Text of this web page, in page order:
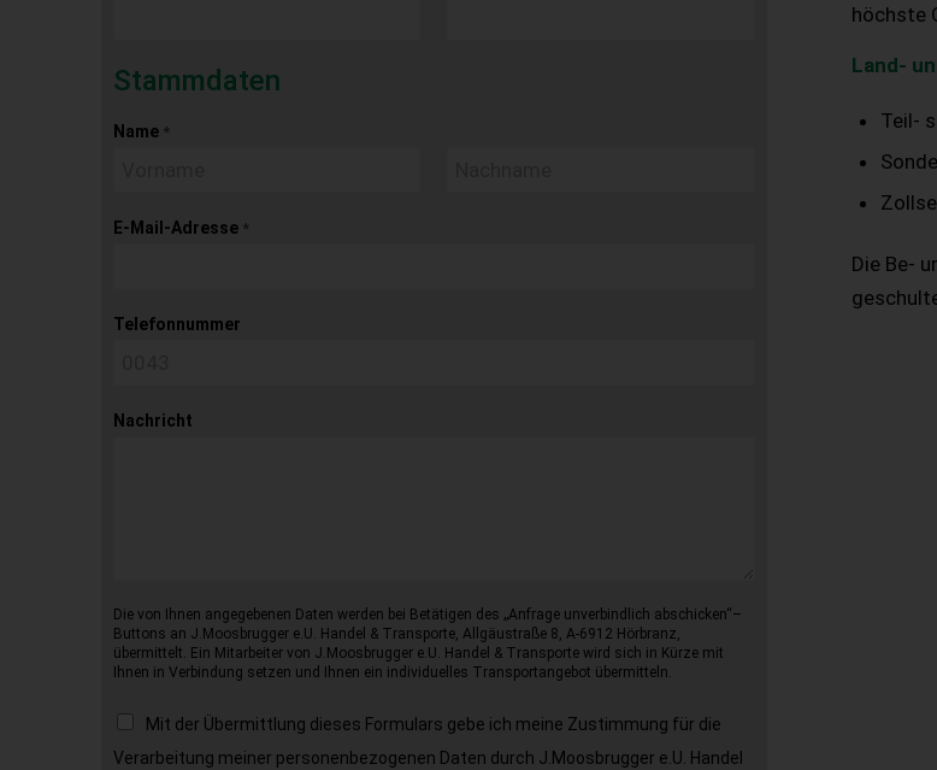
Stammdaten
Name *
E-Mail-Adresse *
Telefonnummer
Nachricht
Die von Ihnen angegebenen Daten werden bei Betätigen des „Anfrage unverbindlich abschicken“–
Buttons an J.Moosbrugger e.U. Handel & Transporte, Allgäustraße 8, A-6912 Hörbranz,
übermittelt. Ein Mitarbeiter von J.Moosbrugger e.U. Handel & Transporte wird sich in Kürze mit
Ihnen in Verbindung setzen und Ihnen ein individuelles Transportangebot übermitteln.
Mit der Übermittlung dieses Formulars gebe ich meine Zustimmung für die
Verarbeitung meiner personenbezogenen Daten durch J.Moosbrugger e.U. Handel
höchste
Land-
Teil-
Die Be-